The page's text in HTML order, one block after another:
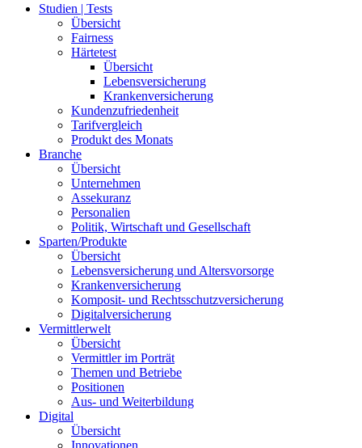
Studien | Tests
Übersicht
Fairness
Härtetest
Übersicht
Lebensversicherung
Krankenversicherung
Kundenzufriedenheit
Tarifvergleich
Produkt des Monats
Branche
Übersicht
Unternehmen
Assekuranz
Personalien
Politik, Wirtschaft und Gesellschaft
Sparten/Produkte
Übersicht
Lebensversicherung und Altersvorsorge
Krankenversicherung
Komposit- und Rechtsschutzversicherung
Digitalversicherung
Vermittlerwelt
Übersicht
Vermittler im Porträt
Themen und Betriebe
Positionen
Aus- und Weiterbildung
Digital
Übersicht
Innovationen